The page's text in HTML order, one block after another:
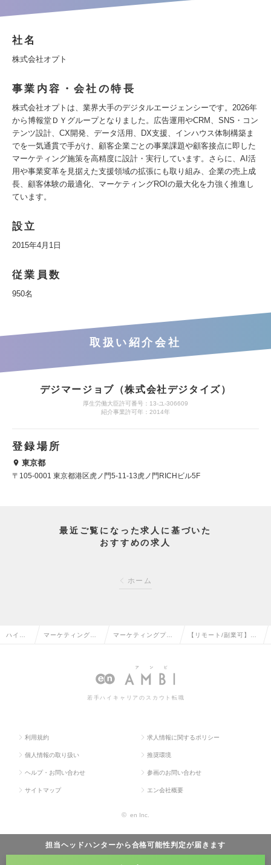
社名
株式会社オプト
事業内容・会社の特長
株式会社オプトは、業界大手のデジタルエージェンシーです。2026年
から博報堂ＤＹグループとなりました。広告運用やCRM、SNS・コン
テンツ設計、CX開発、データ活用、DX支援、インハウス体制構築ま
でを一気通貫で手がけ、顧客企業ごとの事業課題や顧客接点に即した
マーケティング施策を高精度に設計・実行しています。さらに、AI活
用や事業変革を見据えた支援領域の拡張にも取り組み、企業の売上成
長、顧客体験の最適化、マーケティングROIの最大化を力強く推進し
ています。
設立
2015年4月1日
従業員数
950名
取扱い紹介会社
デジマージョブ（株式会社デジタイズ）
厚生労働大臣許可番号：13-ユ-306609
紹介事業許可年：2014年
登録場所
東京都
〒105-0001 東京都港区虎ノ門5-11-13虎ノ門RICHビル5F
最近ご覧になった求人に基づいた
おすすめの求人
ホーム
担当ヘッドハンターから合格可能性判定が届きます
ハイク マーケティング・ マーケティングプラ
ナーの転職
【リモート/副業可】ス
若手ハイキャリアのスカウト転職
利用規約 求人情報に関するポリシー
個人情報の取り扱い 推奨環境
ヘルプ・お問い合わせ 参画のお問い合わせ
サイトマップ エン会社概要
© en Inc.